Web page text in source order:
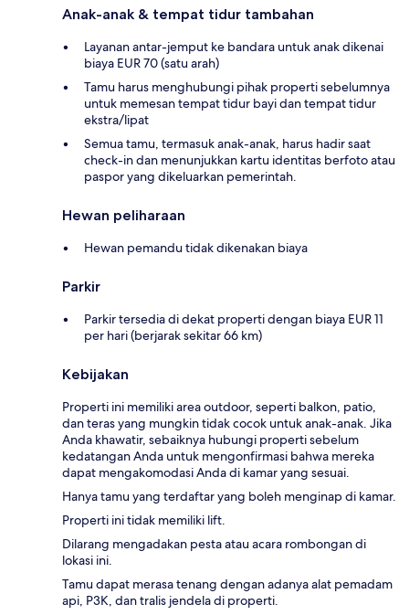
Anak-anak & tempat tidur tambahan
Layanan antar-jemput ke bandara untuk anak dikenai
biaya EUR 70 (satu arah)
Tamu harus menghubungi pihak properti sebelumnya
untuk memesan tempat tidur bayi dan tempat tidur
ekstra/lipat
Semua tamu, termasuk anak-anak, harus hadir saat
check-in dan menunjukkan kartu identitas berfoto atau
paspor yang dikeluarkan pemerintah.
Hewan peliharaan
Hewan pemandu tidak dikenakan biaya
Parkir
Parkir tersedia di dekat properti dengan biaya EUR 11
per hari (berjarak sekitar 66 km)
Kebijakan
Properti ini memiliki area outdoor, seperti balkon, patio,
dan teras yang mungkin tidak cocok untuk anak-anak. Jika
Anda khawatir, sebaiknya hubungi properti sebelum
kedatangan Anda untuk mengonfirmasi bahwa mereka
dapat mengakomodasi Anda di kamar yang sesuai.
Hanya tamu yang terdaftar yang boleh menginap di kamar.
Properti ini tidak memiliki lift.
Dilarang mengadakan pesta atau acara rombongan di
lokasi ini.
Tamu dapat merasa tenang dengan adanya alat pemadam
api, P3K, dan tralis jendela di properti.